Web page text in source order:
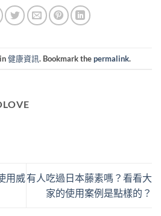
健康資訊. Bookmark thepermalink.
用威有人吃過日本藤素嗎？看看大
家的使用案例是點樣的？